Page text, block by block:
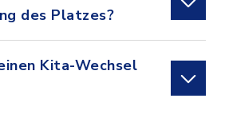
des Platzes?
Kita-Wechsel